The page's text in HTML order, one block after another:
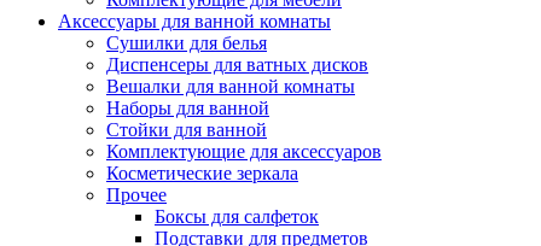
Аксессуары для ванной комнаты
Сушилки для белья
Диспенсеры для ватных дисков
Вешалки для ванной комнаты
Наборы для ванной
Стойки для ванной
Комплектующие для аксессуаров
Косметические зеркала
Прочее
Боксы для салфеток
Подставки для предметов